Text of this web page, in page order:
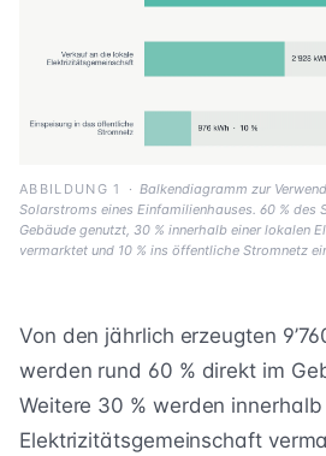
ABBILDUNG 1 · Balkendiagramm zur
Solarstroms eines Einfamilienhauses. 60 % des
Gebäude genutzt, 30 % innerhalb einer lokalen
vermarktet und 10 % ins öffentliche Stromnetz
Von den jährlich erzeugten
werden rund 60 % direkt im
Weitere 30 % werden
Elektrizitätsgemeinschaft